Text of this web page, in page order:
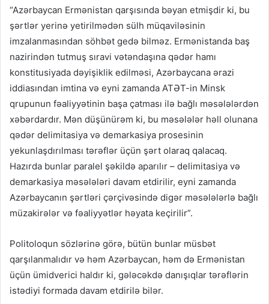
“Azərbaycan Ermənistan qarşısında bəyan etmişdir ki, bu
şərtlər yerinə yetirilmədən sülh müqaviləsinin
imzalanmasından söhbət gedə bilməz. Ermənistanda baş
nazirindən tutmuş sıravi vətəndaşına qədər hamı
konstitusiyada dəyişiklik edilməsi, Azərbaycana ərazi
iddiasından imtina və eyni zamanda ATƏT-in Minsk
qrupunun fəaliyyətinin başa çatması ilə bağlı məsələlərdən
xəbərdardır. Mən düşünürəm ki, bu məsələlər həll olunana
qədər delimitasiya və demarkasiya prosesinin
yekunlaşdırılması tərəflər üçün şərt olaraq qalacaq.
Hazırda bunlar paralel şəkildə aparılır – delimitasiya və
demarkasiya məsələləri davam etdirilir, eyni zamanda
Azərbaycanın şərtləri çərçivəsində digər məsələlərlə bağlı
müzakirələr və fəaliyyətlər həyata keçirilir”.
Politoloqun sözlərinə görə, bütün bunlar müsbət
qarşılanmalıdır və həm Azərbaycan, həm də Ermənistan
üçün ümidverici haldır ki, gələcəkdə danışıqlar tərəflərin
istədiyi formada davam etdirilə bilər.